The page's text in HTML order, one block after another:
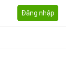
Đăng nhập